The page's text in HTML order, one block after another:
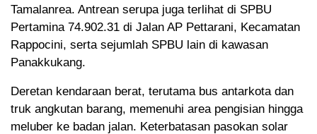
Tamalanrea. Antrean serupa juga terlihat di SPBU
Pertamina 74.902.31 di Jalan AP Pettarani, Kecamatan
Rappocini, serta sejumlah SPBU lain di kawasan
Panakkukang.
Deretan kendaraan berat, terutama bus antarkota dan
truk angkutan barang, memenuhi area pengisian hingga
meluber ke badan jalan. Keterbatasan pasokan solar